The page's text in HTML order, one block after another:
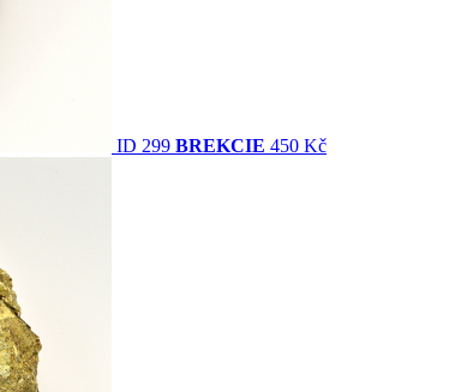
ID 299 BREKCIE 450 Kč